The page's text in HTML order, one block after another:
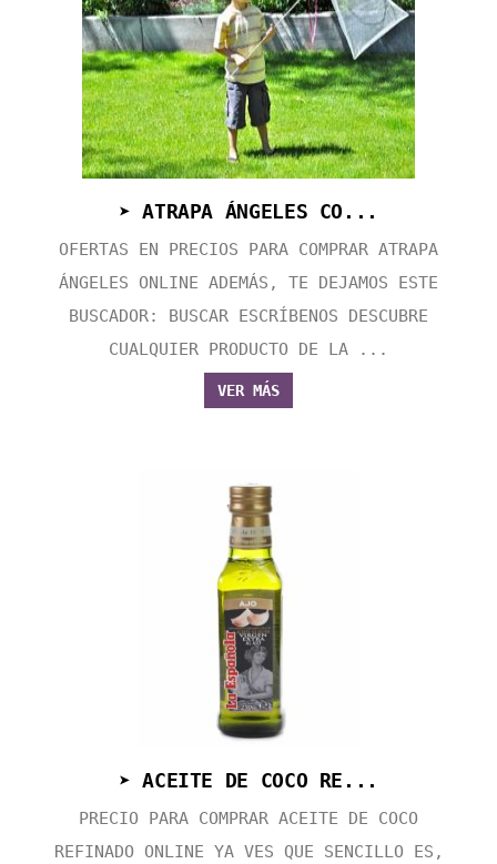
➤ ATRAPA ÁNGELES CO...
OFERTAS EN PRECIOS PARA COMPRAR ATRAPA
ÁNGELES ONLINE ADEMÁS, TE DEJAMOS ESTE
BUSCADOR: BUSCAR ESCRÍBENOS DESCUBRE
CUALQUIER PRODUCTO DE LA ...
VER MÁS
➤ ACEITE DE COCO RE...
PRECIO PARA COMPRAR ACEITE DE COCO
REFINADO ONLINE YA VES QUE SENCILLO ES,